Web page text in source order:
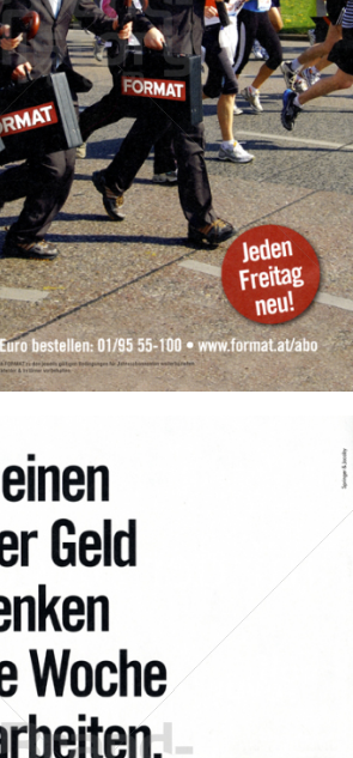
Verlagsgruppe NEWS Gesellschaft m.b.H.
2008
Bild-ID: 16897